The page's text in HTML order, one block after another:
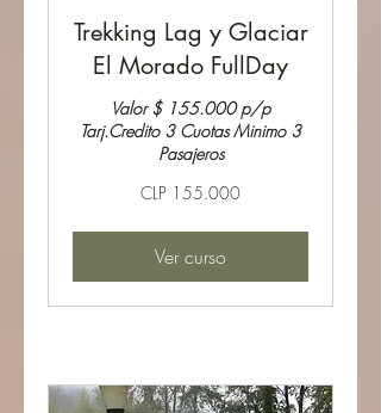
Trekking Lag y Glaciar
El Morado FullDay
Valor $ 155.000 p/p
Tarj.Credito 3 Cuotas Minimo 3
Pasajeros
CLP 155.000
Ver curso